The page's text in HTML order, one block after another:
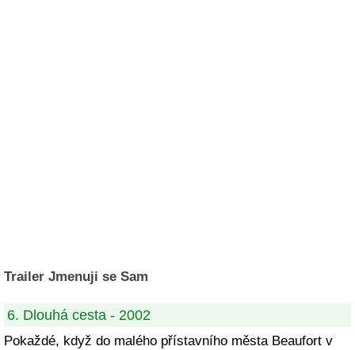
Trailer Jmenuji se Sam
6. Dlouhá cesta - 2002
Pokaždé, když do malého přístavního města Beaufort v